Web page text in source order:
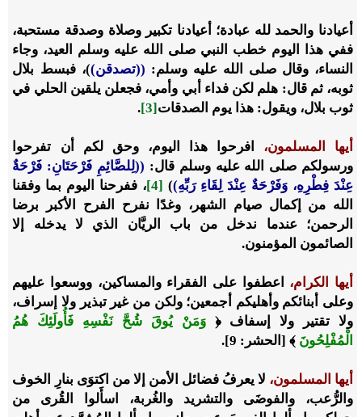
أعيادنا والحمد لله عبادة؛ أعيادنا تكبير وصلاة وصدقة مستحبة،
ففي هذا اليوم خطب النبي صلى الله عليه وسلم العيد، وجاء
النساء، وقال صلى الله عليه وسلم: ((تصدقن))، فبسط بلال
ثوبه، ثم قال: هلم لكن فداء أبي وأمي، فجعلن يلقين الحلي في
ثوب بلال، ويقول: هذا يوم الصدقات[3]
.
أيها المسلمون، افرحوا هذا اليوم، وحق لكم أن تفرحوا
ورسولكم صلى الله عليه وسلم قال: ((لِلصَّائِمِ فَرْحَتَانِ: فَرْحَةٌ
عِنْدَ فِطْرِهِ، وَفَرْحَةٌ عِنْدَ لِقَاءِ رَبِّهِ))
[4]
، ففرحنا اليوم بما وفقنا
الله من إكمال صيام الشهر، وغدًا نفرح الفرح الأكبر برضا
الرحمن؛ عندما ندخل من باب الريَّان الذي لا يدخله إلا
الصائمون المؤمنون.
أيها الكرام، اعطفوا على الفقراء والمساكين، ووسعوا عليهم
وعلى أبنائكم وأهليكم أجمعين؛ ولكن من غير تبذير ولا إسراف،
ولا تقتير ولا إسفاف ﴿وَمَنْ يُوقَ شُحَّ نَفْسِهِ فَأُولَئِكَ هُمُ
الْمُفْلِحُونَ ﴾ [الحشر: 9].
أيها المسلمون، لا يعرفُ فضائل الأمن إلا من اكتوَى بنارِ الخوف
والرُّعب، والفوضَى والتشريد والغُربة، اسأَلوا القُرى من